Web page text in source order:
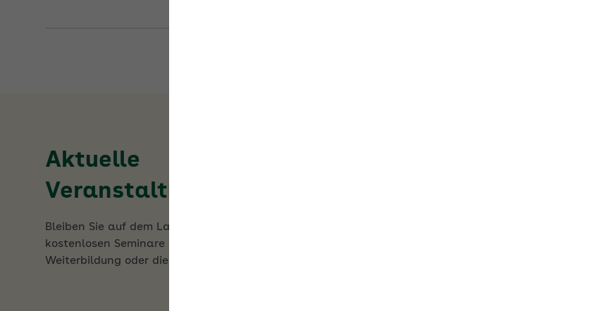
Aktuelle
Veranstaltungen
Bleiben Sie auf dem Laufenden. Nutzen Sie die
kostenlosen Seminare der AOK für Ihre
Weiterbildung oder die Ihrer Beschäftigten.